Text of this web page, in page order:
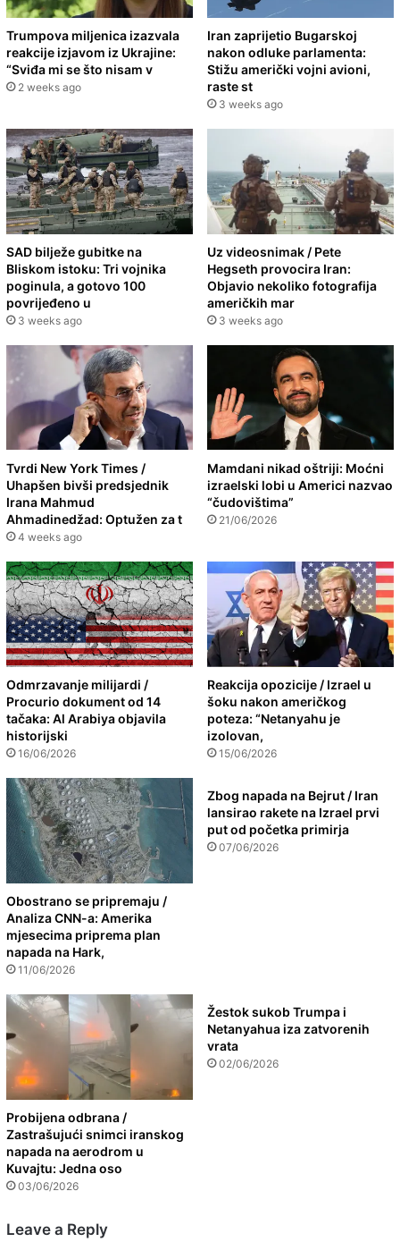
Trumpova miljenica izazvala
reakcije izjavom iz Ukrajine:
“Sviđa mi se što nisam v
2 weeks ago
Iran zaprijetio Bugarskoj
nakon odluke parlamenta:
Stižu američki vojni avioni,
raste st
3 weeks ago
SAD bilježe gubitke na
Bliskom istoku: Tri vojnika
poginula, a gotovo 100
povrijeđeno u
3 weeks ago
Uz videosnimak / Pete
Hegseth provocira Iran:
Objavio nekoliko fotografija
američkih mar
3 weeks ago
Tvrdi New York Times /
Uhapšen bivši predsjednik
Irana Mahmud
Ahmadinedžad: Optužen za t
4 weeks ago
Mamdani nikad oštriji: Moćni
izraelski lobi u Americi nazvao
“čudovištima”
21/06/2026
Odmrzavanje milijardi /
Procurio dokument od 14
tačaka: Al Arabiya objavila
historijski
16/06/2026
Reakcija opozicije / Izrael u
šoku nakon američkog
poteza: “Netanyahu je
izolovan,
15/06/2026
Obostrano se pripremaju /
Analiza CNN-a: Amerika
mjesecima priprema plan
napada na Hark,
11/06/2026
Zbog napada na Bejrut / Iran
lansirao rakete na Izrael prvi
put od početka primirja
07/06/2026
Probijena odbrana /
Zastrašujući snimci iranskog
napada na aerodrom u
Kuvajtu: Jedna oso
03/06/2026
Žestok sukob Trumpa i
Netanyahua iza zatvorenih
vrata
02/06/2026
Leave a Reply